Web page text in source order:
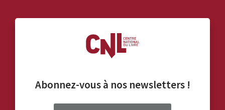
Abonnez-vous à nos newsletters!